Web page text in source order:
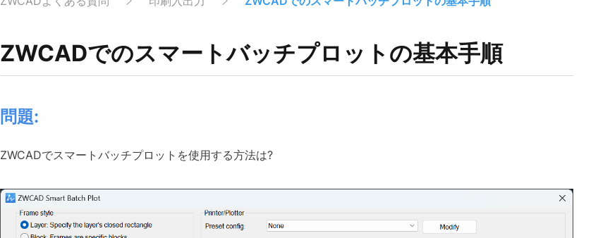
ZWCADでのスマートバッチプロットの基本手順
問題:
ZWCADでスマートバッチプロットを使用する方法は?